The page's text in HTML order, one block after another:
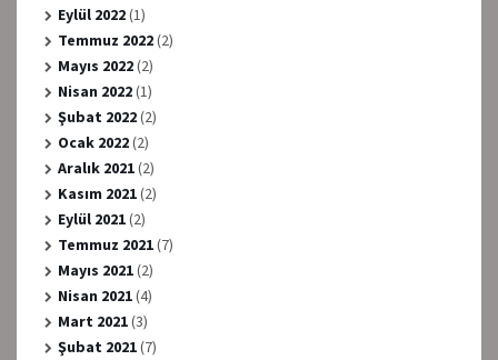
Eylül 2022(1)
Temmuz 2022(2)
Mayıs 2022(2)
Nisan 2022(1)
Şubat 2022(2)
Ocak 2022(2)
Aralık 2021(2)
Kasım 2021(2)
Eylül 2021(2)
Temmuz 2021(7)
Mayıs 2021(2)
Nisan 2021(4)
Mart 2021(3)
Şubat 2021(7)